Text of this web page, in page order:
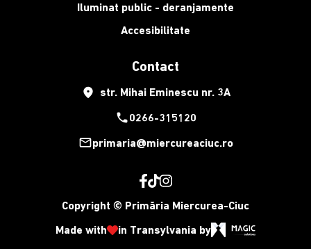
Iluminat public - deranjamente
Accesibilitate
Contact
place str. Mihai Eminescu nr. 3A
phone0266-315120
mail_outlineprimaria@miercureaciuc.ro
Copyright © Primăria Miercurea-Ciuc
Made with
in Transylvania by